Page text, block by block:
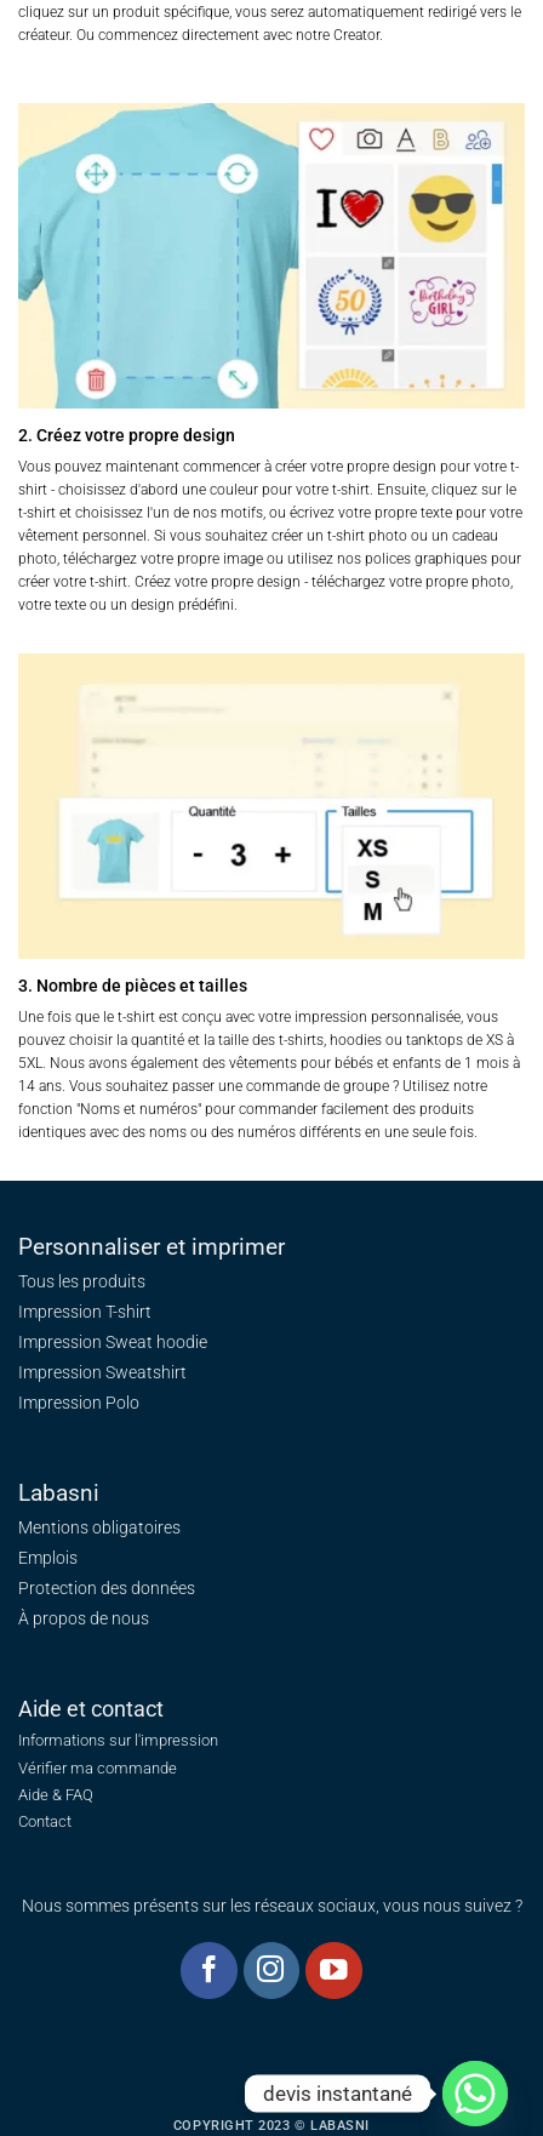
cliquez sur un produit spécifique, vous serez automatiquement redirigé vers le
créateur. Ou commencez directement avec notre Creator.
2. Créez votre propre design
Vous pouvez maintenant commencer à créer votre propre design pour votre t-
shirt - choisissez d'abord une couleur pour votre t-shirt. Ensuite, cliquez sur le
t-shirt et choisissez l'un de nos motifs, ou écrivez votre propre texte pour votre
vêtement personnel. Si vous souhaitez créer un t-shirt photo ou un cadeau
photo, téléchargez votre propre image ou utilisez nos polices graphiques pour
créer votre t-shirt. Créez votre propre design - téléchargez votre propre photo,
votre texte ou un design prédéfini.
3. Nombre de pièces et tailles
Une fois que le t-shirt est conçu avec votre impression personnalisée, vous
pouvez choisir la quantité et la taille des t-shirts, hoodies ou tanktops de XS à
5XL. Nous avons également des vêtements pour bébés et enfants de 1 mois à
14 ans. Vous souhaitez passer une commande de groupe ? Utilisez notre
fonction "Noms et numéros" pour commander facilement des produits
identiques avec des noms ou des numéros différents en une seule fois.
Personnaliser et imprimer
Tous les produits
Impression T-shirt
Impression Sweat hoodie
Impression Sweatshirt
Impression Polo
Labasni
Mentions obligatoires
Emplois
Protection des données
À propos de nous
Aide et contact
Informations sur l'impression
Vérifier ma commande
Aide & FAQ
Contact
Nous sommes présents sur les réseaux sociaux, vous nous suivez ?
COPYRIGHT 2023 © LABASNI
devis instantané